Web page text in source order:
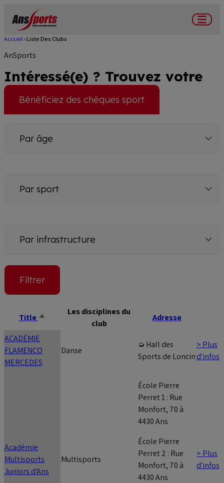
contenu
Menu
Fil
d'Ariane
Accueil Liste Des Clubs
AnSports
Intéressé(e) ? Trouvez votre
club !
sport
infrastructure
Title Trier
décroissant
Les disciplines du
club
Adresse
ACADÉMIE
FLAMENCO
MERCEDES
Danse
➭ Hall des
Sports de Loncin
> Plus
d'infos
Académie
Multisports
Juniors d'Ans
Multisports
École Pierre
Perret 1 : Rue
Monfort, 70 à
4430 Ans
École Pierre
Perret 2 : Rue
Monfort, 70 à
4430 Ans
> Plus
d'infos
Bénéficiez des chèques sport